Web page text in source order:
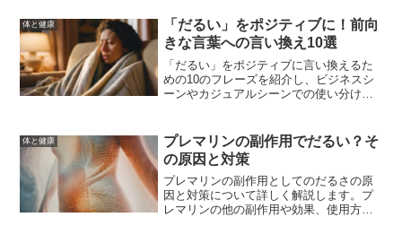
体と健康
「だるい」をポジティブに！前向
きな言葉への言い換え10選
「だるい」をポジティブに言い換えるた
めの10のフレーズを紹介し、ビジネスシ
ーンやカジュアルシーンでの使い分け
体と健康
プレマリンの副作用でだるい？そ
の原因と対策
プレマリンの副作用としてのだるさの原
因と対策について詳しく解説します。プ
レマリンの他の副作用や効果、使用方法